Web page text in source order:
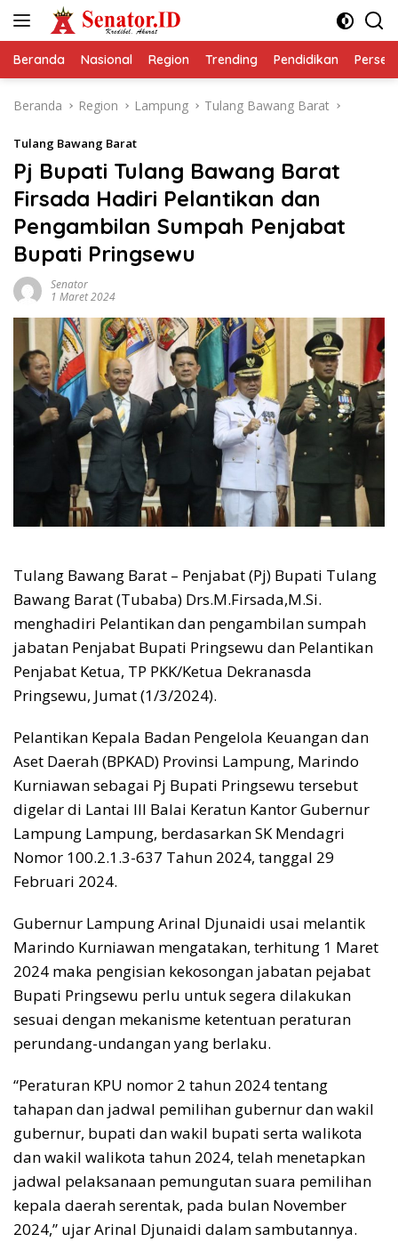
Beranda Nasional Region Trending Pendidikan
Beranda Region Lampung Tulang Bawang Barat
Tulang Bawang Barat
Pj Bupati Tulang Bawang Barat
Firsada Hadiri Pelantikan dan
Pengambilan Sumpah Penjabat
Bupati Pringsewu
Senator
1 Maret 2024
Tulang Bawang Barat – Penjabat (Pj) Bupati Tulang
Bawang Barat (Tubaba) Drs.M.Firsada,M.Si.
menghadiri Pelantikan dan pengambilan sumpah
jabatan Penjabat Bupati Pringsewu dan Pelantikan
Penjabat Ketua, TP PKK/Ketua Dekranasda
Pringsewu, Jumat (1/3/2024).
Pelantikan Kepala Badan Pengelola Keuangan dan
Aset Daerah (BPKAD) Provinsi Lampung, Marindo
Kurniawan sebagai Pj Bupati Pringsewu tersebut
digelar di Lantai III Balai Keratun Kantor Gubernur
Lampung Lampung, berdasarkan SK Mendagri
Nomor 100.2.1.3-637 Tahun 2024, tanggal 29
Februari 2024.
Gubernur Lampung Arinal Djunaidi usai melantik
Marindo Kurniawan mengatakan, terhitung 1 Maret
2024 maka pengisian kekosongan jabatan pejabat
Bupati Pringsewu perlu untuk segera dilakukan
sesuai dengan mekanisme ketentuan peraturan
perundang-undangan yang berlaku.
“Peraturan KPU nomor 2 tahun 2024 tentang
tahapan dan jadwal pemilihan gubernur dan wakil
gubernur, bupati dan wakil bupati serta walikota
dan wakil walikota tahun 2024, telah menetapkan
jadwal pelaksanaan pemungutan suara pemilihan
kepala daerah serentak, pada bulan November
2024,” ujar Arinal Djunaidi dalam sambutannya.